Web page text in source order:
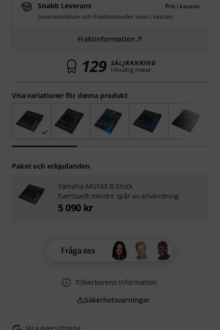
Visa variationer för denna produkt
Snabb Leverans
Pris i kassan
Leveransdatum och fraktkostnader visas i kassan.
Fraktinformation
129 SÄLJRANKING
i Analog mixer
Fråga oss
Tillverkarens information.
Säkerhetsvarningar
Paket och erbjudanden
Yamaha MG16X B-Stock
Eventuellt mindre spår av användning
5 090 kr